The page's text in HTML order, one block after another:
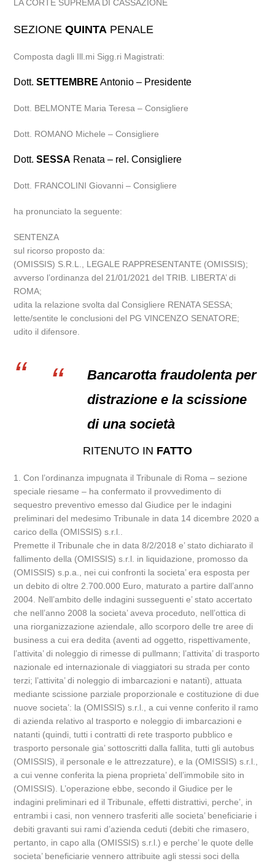
LA CORTE SUPREMA DI CASSAZIONE
SEZIONEQUINTA PENALE
Composta dagli Ill.mi Sigg.ri Magistrati:
Dott.SETTEMBRE Antonio – Presidente
Dott. BELMONTE Maria Teresa – Consigliere
Dott. ROMANO Michele – Consigliere
Dott.SESSA Renata – rel. Consigliere
Dott. FRANCOLINI Giovanni – Consigliere
ha pronunciato la seguente:
SENTENZA
sul ricorso proposto da:
(OMISSIS) S.R.L., LEGALE RAPPRESENTANTE (OMISSIS);
avverso l’ordinanza del 21/01/2021 del TRIB. LIBERTA’ di
ROMA;
udita la relazione svolta dal Consigliere RENATA SESSA;
lette/sentite le conclusioni del PG VINCENZO SENATORE;
udito il difensore.
Bancarotta fraudolenta per
distrazione e la scissione
di una società
RITENUTO IN FATTO
1. Con l’ordinanza impugnata il Tribunale di Roma – sezione
speciale riesame – ha confermato il provvedimento di
sequestro preventivo emesso dal Giudice per le indagini
preliminari del medesimo Tribunale in data 14 dicembre 2020 a
carico della (OMISSIS) s.r.l..
Premette il Tribunale che in data 8/2/2018 e’ stato dichiarato il
fallimento della (OMISSIS) s.r.l. in liquidazione, promosso da
(OMISSIS) s.p.a., nei cui confronti la societa’ era esposta per
un debito di oltre 2.700.000 Euro, maturato a partire dall’anno
2004. Nell’ambito delle indagini susseguenti e’ stato accertato
che nell’anno 2008 la societa’ aveva proceduto, nell’ottica di
una riorganizzazione aziendale, allo scorporo delle tre aree di
business a cui era dedita (aventi ad oggetto, rispettivamente,
l’attivita’ di noleggio di rimesse di pullmann; l’attivita’ di trasporto
nazionale ed internazionale di viaggiatori su strada per conto
terzi; l’attivita’ di noleggio di imbarcazioni e natanti), attuata
mediante scissione parziale proporzionale e costituzione di due
nuove societa’: la (OMISSIS) s.r.l., a cui venne conferito il ramo
di azienda relativo al trasporto e noleggio di imbarcazioni e
natanti (quindi, tutti i contratti di rete trasporto pubblico e
trasporto personale gia’ sottoscritti dalla fallita, tutti gli autobus
(OMISSIS), il personale e le attrezzature), e la (OMISSIS) s.r.l.,
a cui venne conferita la piena proprieta’ dell’immobile sito in
(OMISSIS). L’operazione ebbe, secondo il Giudice per le
indagini preliminari ed il Tribunale, effetti distrattivi, perche’, in
entrambi i casi, non vennero trasferiti alle societa’ beneficiarie i
debiti gravanti sui rami d’azienda ceduti (debiti che rimasero,
pertanto, in capo alla (OMISSIS) s.r.l.) e perche’ le quote delle
societa’ beneficiarie vennero attribuite agli stessi soci della